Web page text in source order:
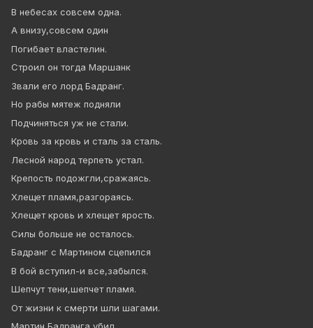
В небесах совсем одна.
А внизу,совсем один
Погибает властелин.
Строил он тогда Маршанк
Звали его лорд Бадранг.
Но рабы мятеж подняли
Подчиняться уж не стали.
Кровь за кровь и сталь за сталь.
Лесной народ терпеть устал.
Крепость подожгли,сражаясь.
Хлещет пламя,разгораясь.
Хлещет кровь и хлещет ярость.
Силы больше не осталось.
Бадранг с Мартином сцепился
В бой вступил-и все,забылся.
Шепчут тени,шепчет пламя.
От жизни к смерти шли шагами.